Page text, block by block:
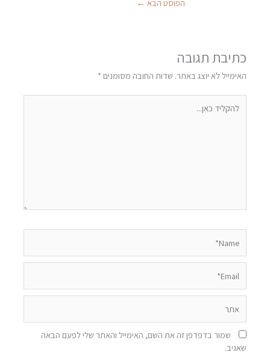
הפוסט הבא ←
כתיבת תגובה
האימייל לא יוצג באתר. שדות החובה מסומנים *
כאן...
שמור בדפדפן זה את השם, האימייל והאתר שלי לפעם הבאה
שאגיב.